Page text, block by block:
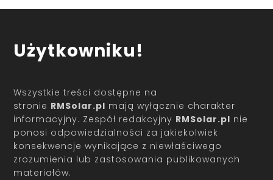
Użytkowniku!
Wszystkie treści dostępne na
stronie RMSolar.pl mają wyłącznie charakter
informacyjny. Zespół redakcyjny RMSolar.pl nie
ponosi odpowiedzialności za jakiekolwiek
konsekwencje wynikające z niewłaściwego
zrozumienia lub zastosowania publikowanych
materiałów.